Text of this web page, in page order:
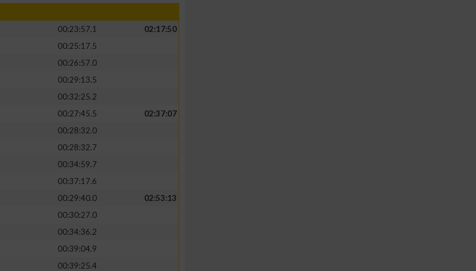
00:23:57.1
02:17:50
00:25:17.5
00:26:57.0
00:29:13.5
00:32:25.2
00:27:45.5
02:37:07
00:28:32.0
00:28:32.7
00:34:59.7
00:37:17.6
00:29:40.0
02:53:13
00:30:27.0
00:34:36.2
00:39:04.9
00:39:25.4